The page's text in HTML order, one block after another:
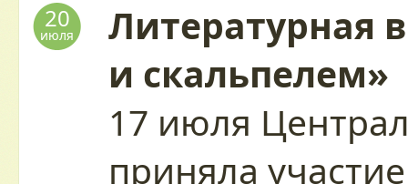
20
июля
Литературная
и скальпелем»
17 июля
приняла